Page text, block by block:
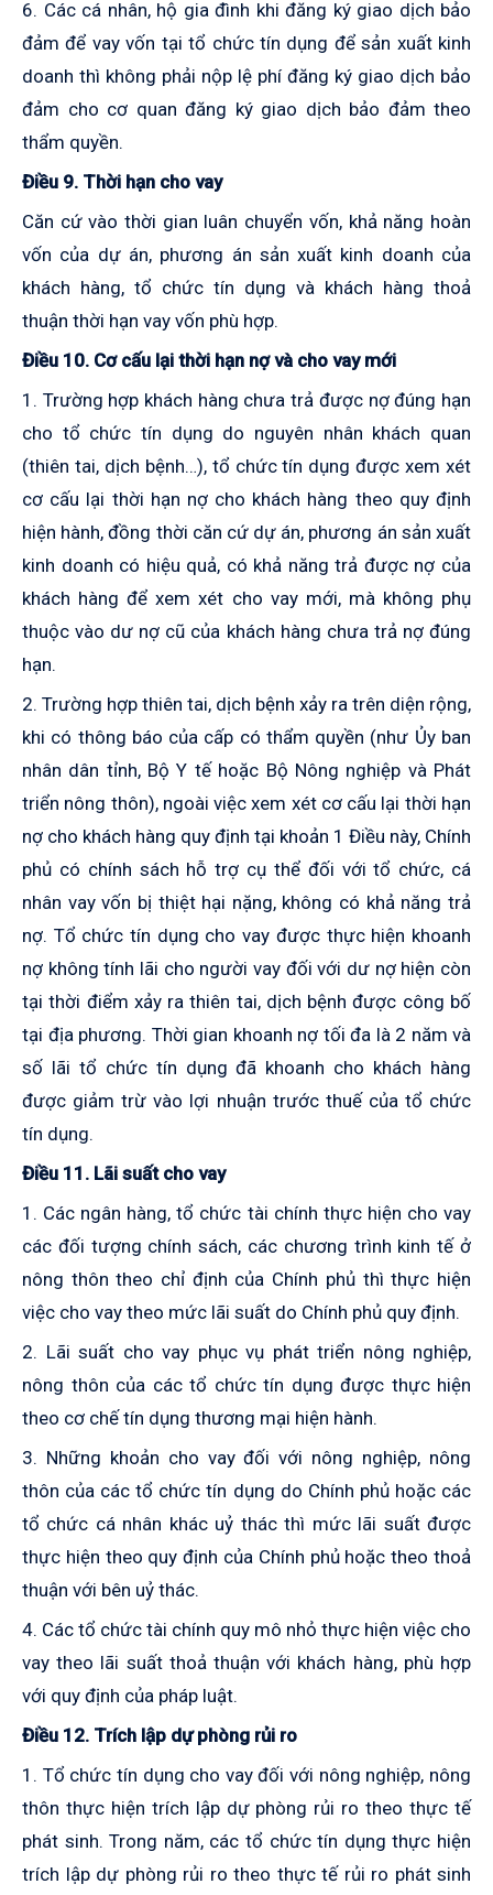
6. Các cá nhân, hộ gia đình khi đăng ký giao dịch bảo
đảm để vay vốn tại tổ chức tín dụng để sản xuất kinh
doanh thì không phải nộp lệ phí đăng ký giao dịch bảo
đảm cho cơ quan đăng ký giao dịch bảo đảm theo
thẩm quyền.
Điều 9. Thời hạn cho vay
Căn cứ vào thời gian luân chuyển vốn, khả năng hoàn
vốn của dự án, phương án sản xuất kinh doanh của
khách hàng, tổ chức tín dụng và khách hàng thoả
thuận thời hạn vay vốn phù hợp.
Điều 10. Cơ cấu lại thời hạn nợ và cho vay mới
1. Trường hợp khách hàng chưa trả được nợ đúng hạn
cho tổ chức tín dụng do nguyên nhân khách quan
(thiên tai, dịch bệnh…), tổ chức tín dụng được xem xét
cơ cấu lại thời hạn nợ cho khách hàng theo quy định
hiện hành, đồng thời căn cứ dự án, phương án sản xuất
kinh doanh có hiệu quả, có khả năng trả được nợ của
khách hàng để xem xét cho vay mới, mà không phụ
thuộc vào dư nợ cũ của khách hàng chưa trả nợ đúng
hạn.
2. Trường hợp thiên tai, dịch bệnh xảy ra trên diện rộng,
khi có thông báo của cấp có thẩm quyền (như Ủy ban
nhân dân tỉnh, Bộ Y tế hoặc Bộ Nông nghiệp và Phát
triển nông thôn), ngoài việc xem xét cơ cấu lại thời hạn
nợ cho khách hàng quy định tại khoản 1 Điều này, Chính
phủ có chính sách hỗ trợ cụ thể đối với tổ chức, cá
nhân vay vốn bị thiệt hại nặng, không có khả năng trả
nợ. Tổ chức tín dụng cho vay được thực hiện khoanh
nợ không tính lãi cho người vay đối với dư nợ hiện còn
tại thời điểm xảy ra thiên tai, dịch bệnh được công bố
tại địa phương. Thời gian khoanh nợ tối đa là 2 năm và
số lãi tổ chức tín dụng đã khoanh cho khách hàng
được giảm trừ vào lợi nhuận trước thuế của tổ chức
tín dụng.
Điều 11. Lãi suất cho vay
1. Các ngân hàng, tổ chức tài chính thực hiện cho vay
các đối tượng chính sách, các chương trình kinh tế ở
nông thôn theo chỉ định của Chính phủ thì thực hiện
việc cho vay theo mức lãi suất do Chính phủ quy định.
2. Lãi suất cho vay phục vụ phát triển nông nghiệp,
nông thôn của các tổ chức tín dụng được thực hiện
theo cơ chế tín dụng thương mại hiện hành.
3. Những khoản cho vay đối với nông nghiệp, nông
thôn của các tổ chức tín dụng do Chính phủ hoặc các
tổ chức cá nhân khác uỷ thác thì mức lãi suất được
thực hiện theo quy định của Chính phủ hoặc theo thoả
thuận với bên uỷ thác.
4. Các tổ chức tài chính quy mô nhỏ thực hiện việc cho
vay theo lãi suất thoả thuận với khách hàng, phù hợp
với quy định của pháp luật.
Điều 12. Trích lập dự phòng rủi ro
1. Tổ chức tín dụng cho vay đối với nông nghiệp, nông
thôn thực hiện trích lập dự phòng rủi ro theo thực tế
phát sinh. Trong năm, các tổ chức tín dụng thực hiện
trích lập dự phòng rủi ro theo thực tế rủi ro phát sinh